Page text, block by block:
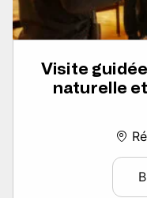
Visite
naturelle